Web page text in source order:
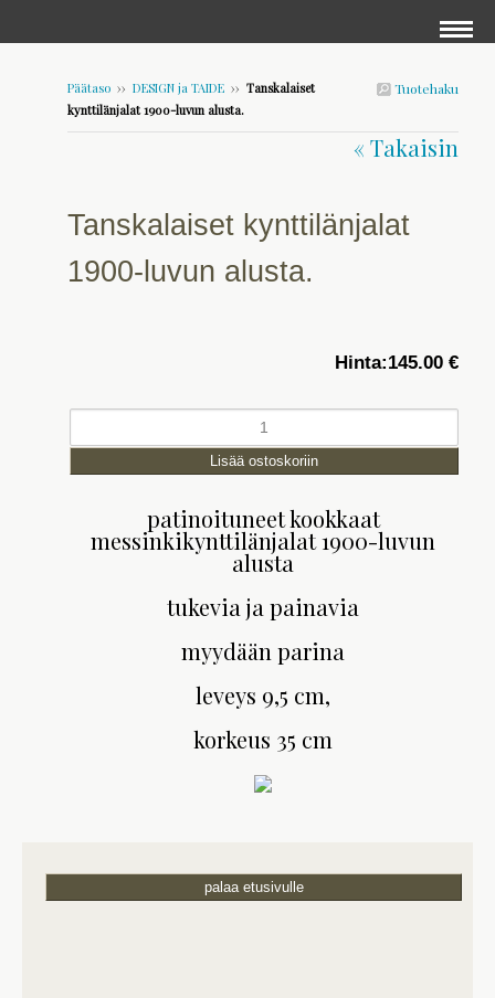
Tuotehaku
Päätaso ›› DESIGN ja TAIDE ›› Tanskalaiset
kynttilänjalat 1900-luvun alusta.
« Takaisin
Tanskalaiset kynttilänjalat
1900-luvun alusta.
Hinta:145.00 €
patinoituneet kookkaat
messinkikynttilänjalat 1900-luvun
alusta
tukevia ja painavia
myydään parina
leveys 9,5 cm,
korkeus 35 cm
palaa etusivulle